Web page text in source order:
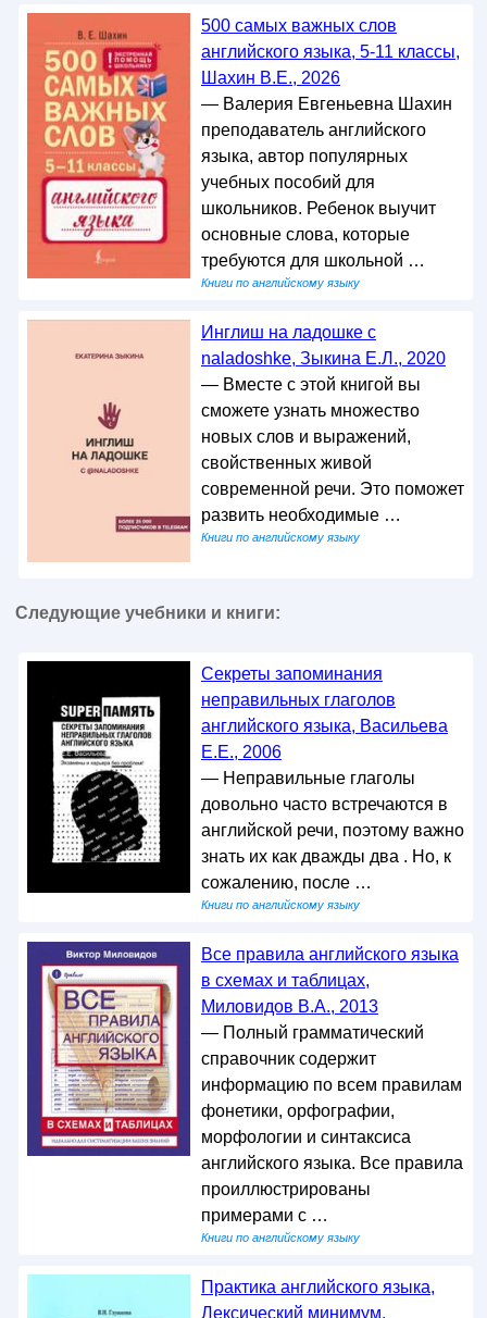
500 самых важных слов
английского языка, 5-11 классы,
Шахин В.Е., 2026
— Валерия Евгеньевна Шахин
преподаватель английского
языка, автор популярных
учебных пособий для
школьников. Ребенок выучит
основные слова, которые
требуются для школьной …
Книги по английскому языку
Инглиш на ладошке с
naladoshke, Зыкина Е.Л., 2020
— Вместе с этой книгой вы
сможете узнать множество
новых слов и выражений,
свойственных живой
современной речи. Это поможет
развить необходимые …
Книги по английскому языку
Следующие учебники и книги:
Секреты запоминания
неправильных глаголов
английского языка, Васильева
Е.Е., 2006
— Неправильные глаголы
довольно часто встречаются в
английской речи, поэтому важно
знать их как дважды два . Но, к
сожалению, после …
Книги по английскому языку
Все правила английского языка
в схемах и таблицах,
Миловидов В.А., 2013
— Полный грамматический
справочник содержит
информацию по всем правилам
фонетики, орфографии,
морфологии и синтаксиса
английского языка. Все правила
проиллюстрированы
примерами с …
Книги по английскому языку
Практика английского языка,
Лексический минимум,